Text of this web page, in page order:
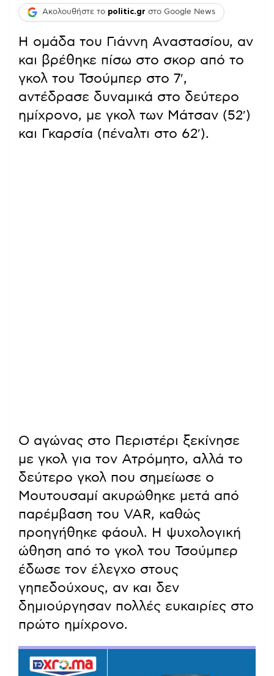
Ακολουθήστε το politic.gr στο Google News
Η ομάδα του Γιάννη Αναστασίου, αν
και βρέθηκε πίσω στο σκορ από το
γκολ του Τσούμπερ στο 7′,
αντέδρασε δυναμικά στο δεύτερο
ημίχρονο, με γκολ των Μάτσαν (52′)
και Γκαρσία (πέναλτι στο 62′).
Ο αγώνας στο Περιστέρι ξεκίνησε
με γκολ για τον Ατρόμητο, αλλά το
δεύτερο γκολ που σημείωσε ο
Μουτουσαμί ακυρώθηκε μετά από
παρέμβαση του VAR, καθώς
προηγήθηκε φάουλ. Η ψυχολογική
ώθηση από το γκολ του Τσούμπερ
έδωσε τον έλεγχο στους
γηπεδούχους, αν και δεν
δημιούργησαν πολλές ευκαιρίες στο
πρώτο ημίχρονο.